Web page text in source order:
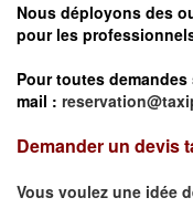
Nous déployons des
pour les
Pour toutes
mail :
Demander un devis
Vous voulez une idée